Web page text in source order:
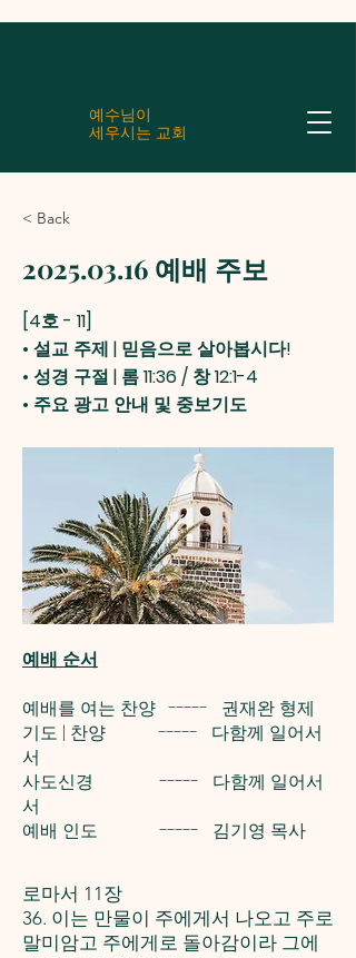
예수님이
세우시는 교회
< Back
2025.03.16 예배 주보
[4호 - 11]
• 설교 주제 | 믿음으로 살아봅시다!
• 성경 구절 | 롬 11:36 / 창 12:1-4
• 주요 광고 안내 및 중보기도
예배 순서
예배를 여는 찬양 ----- 권재완 형제
기도 | 찬양 ----- 다함께 일어서
서
사도신경 ----- 다함께 일어서
서
예배 인도 ----- 김기영 목사
로마서 11장
36. 이는 만물이 주에게서 나오고 주로
말미암고 주에게로 돌아감이라 그에